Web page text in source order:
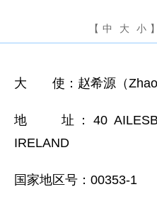
【 中 大 小 】
大 使：赵希源（Zhao
地 址：40
IRELAND
国家地区号：00353-1